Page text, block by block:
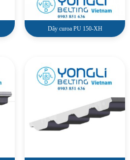
Dây curoa PU 150-XH